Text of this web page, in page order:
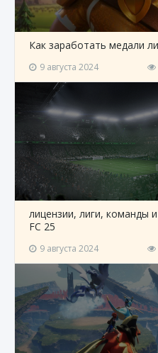
Как заработать медали
9 августа 2024
лицензии, лиги, команды
FC 25
9 августа 2024